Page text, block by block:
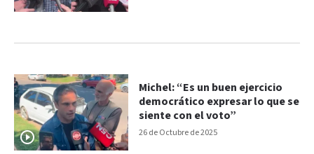
26 de Octubre de 2025
Michel: “Es un buen ejercicio
democrático expresar lo que se
siente con el voto”